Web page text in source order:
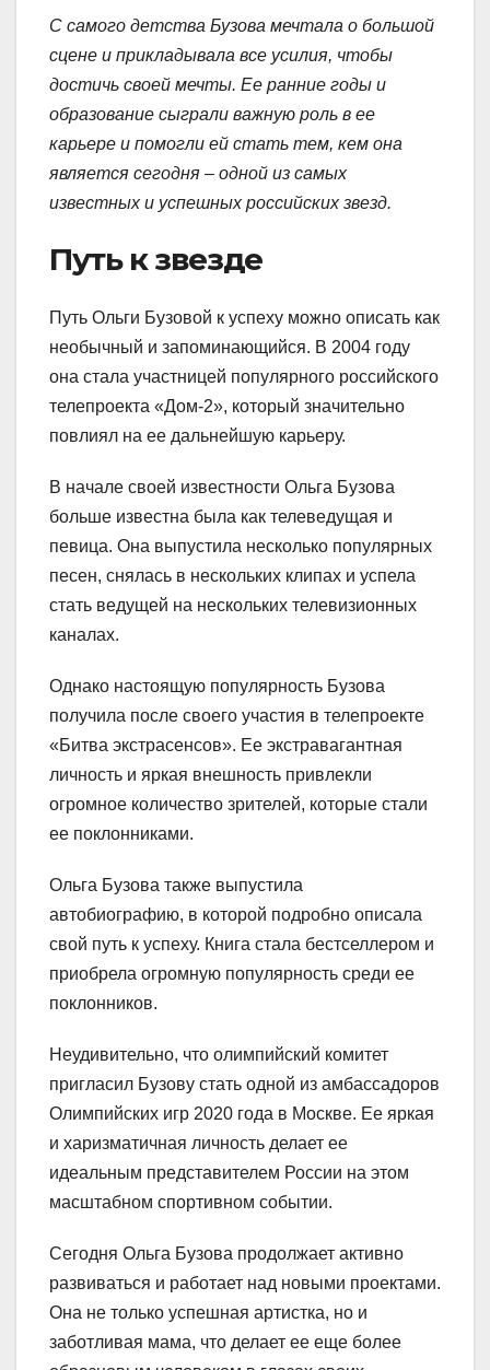
С самого детства Бузова мечтала о большой
сцене и прикладывала все усилия, чтобы
достичь своей мечты. Ее ранние годы и
образование сыграли важную роль в ее
карьере и помогли ей стать тем, кем она
является сегодня – одной из самых
известных и успешных российских звезд.
Путь к звезде
Путь Ольги Бузовой к успеху можно описать как
необычный и запоминающийся. В 2004 году
она стала участницей популярного российского
телепроекта «Дом-2», который значительно
повлиял на ее дальнейшую карьеру.
В начале своей известности Ольга Бузова
больше известна была как телеведущая и
певица. Она выпустила несколько популярных
песен, снялась в нескольких клипах и успела
стать ведущей на нескольких телевизионных
каналах.
Однако настоящую популярность Бузова
получила после своего участия в телепроекте
«Битва экстрасенсов». Ее экстравагантная
личность и яркая внешность привлекли
огромное количество зрителей, которые стали
ее поклонниками.
Ольга Бузова также выпустила
автобиографию, в которой подробно описала
свой путь к успеху. Книга стала бестселлером и
приобрела огромную популярность среди ее
поклонников.
Неудивительно, что олимпийский комитет
пригласил Бузову стать одной из амбассадоров
Олимпийских игр 2020 года в Москве. Ее яркая
и харизматичная личность делает ее
идеальным представителем России на этом
масштабном спортивном событии.
Сегодня Ольга Бузова продолжает активно
развиваться и работает над новыми проектами.
Она не только успешная артистка, но и
заботливая мама, что делает ее еще более